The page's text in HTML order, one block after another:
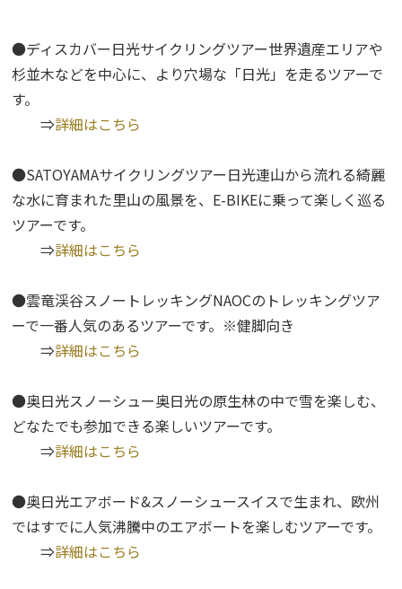
●ディスカバー日光サイクリングツアー世界遺産エリアや
杉並木などを中心に、より穴場な「日光」を走るツアーで
す。
⇒詳細はこちら
●SATOYAMAサイクリングツアー日光連山から流れる綺麗
な水に育まれた里山の風景を、E-BIKEに乗って楽しく巡る
ツアーです。
⇒詳細はこちら
●雲竜渓谷スノートレッキングNAOCのトレッキングツア
ーで一番人気のあるツアーです。※健脚向き
⇒詳細はこちら
●奥日光スノーシュー奥日光の原生林の中で雪を楽しむ、
どなたでも参加できる楽しいツアーです。
⇒詳細はこちら
●奥日光エアボード&スノーシュースイスで生まれ、欧州
ではすでに人気沸騰中のエアボートを楽しむツアーです。
⇒詳細はこちら